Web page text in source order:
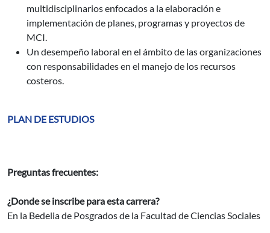
multidisciplinarios enfocados a la elaboración e
implementación de planes, programas y proyectos de
MCI.
Un desempeño laboral en el ámbito de las organizaciones
con responsabilidades en el manejo de los recursos
costeros.
PLAN DE ESTUDIOS
Preguntas frecuentes:
¿Donde se inscribe para esta carrera?
En la Bedelia de Posgrados de la Facultad de Ciencias Sociales